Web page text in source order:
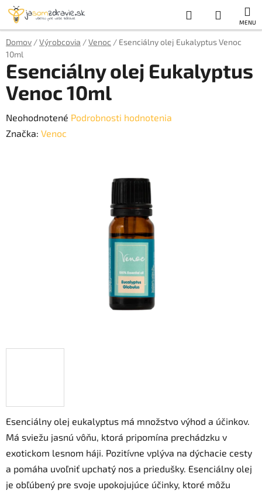
Prejsť
obsah
Hľadať
KOŠÍK
Domov /Výrobcovia /Venoc / Esenciálny olej Eukalyptus Venoc
10ml
Esenciálny olej eukalyptus má množstvo výhod a účinkov.
Má sviežu jasnú vôňu, ktorá pripomína prechádzku v
exotickom lesnom háji. Pozitívne vplýva na dýchacie cesty
a pomáha uvoľniť upchatý nos a priedušky. Esenciálny olej
je obľúbený pre svoje upokojujúce účinky, ktoré môžu
Esenciálny olej Eukalyptus
Venoc 10ml
Priemerné
hodnotenie
Neohodnotené Podrobnosti hodnotenia
Značka: Venoc